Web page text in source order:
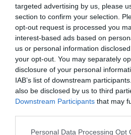
targeted advertising by us, please
section to confirm your selection.
opt-out request is processed you
interest-based ads based on
us or personal information
your opt-out. You may separately
disclosure of your personal
IAB’s list of downstream
also be disclosed by us to third
Downstream Participants that may
Please note that this website/app
Personal Data Processing Opt
+4,17%